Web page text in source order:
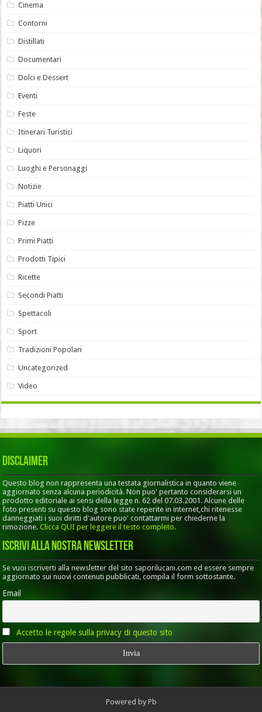
Cinema
Contorni
Distillati
Documentari
Dolci e Dessert
Eventi
Feste
Itinerari Turistici
Liquori
Luoghi e Personaggi
Notizie
Piatti Unici
Pizze
Primi Piatti
Prodotti Tipici
Ricette
Secondi Piatti
Spettacoli
Sport
Tradizioni Popolari
Uncategorized
Video
Disclaimer
Questo blog non rappresenta una testata giornalistica in quanto viene
aggiornato senza alcuna periodicità. Non puo' pertanto considerarsi un
prodotto editoriale ai sensi della legge n. 62 del 07.03.2001. Alcune delle
foto presenti su questo blog sono state reperite in internet,chi ritenesse
danneggiati i suoi diritti d'autore puo' contattarmi per chiederne la
rimozione.Clicca QUI per leggere il testo completo.
Iscrivi alla nostra Newsletter
Se vuoi iscriverti alla newsletter del sito saporilucani.com ed essere sempre
aggiornato sui nuovi contenuti pubblicati, compila il form sottostante.
Email
Accetto le regole sulla privacy di questo sito
Powered by Pb